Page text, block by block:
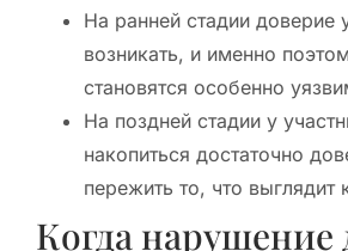
На ранней стадии доверие
возникать, и именно
становятся особенно
На поздней стадии у
накопиться достаточно
пережить то, что выглядит
Когда нарушение